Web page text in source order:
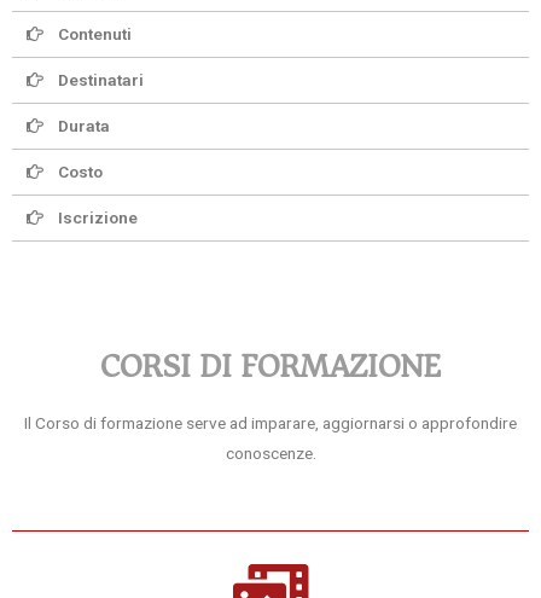
Contenuti
Destinatari
Durata
Costo
Iscrizione
CORSI DI FORMAZIONE
Il Corso di formazione serve ad imparare, aggiornarsi o approfondire
conoscenze.